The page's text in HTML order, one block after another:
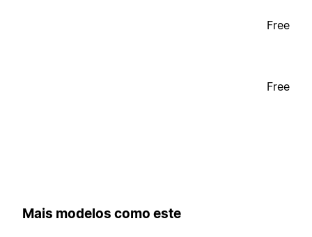
Free
Free
Mais modelos como este